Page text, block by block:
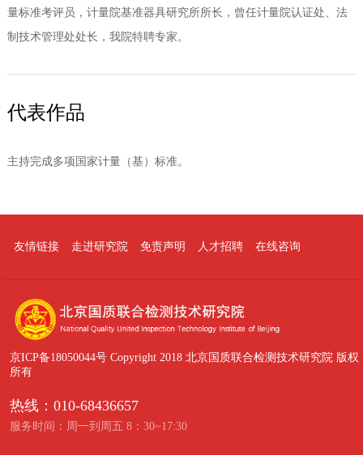
量标准考评员，计量院基准器具研究所所长，曾任计量院认证处、法
制技术管理处处长，我院特聘专家。
代表作品
主持完成多项国家计量（基）标准。
友情链接 走进研究院 免责声明 人才招聘 在线咨询
京ICP备18050044号 Copyright 2018 北京国质联合检测技术研究院 版权
所有
热线：010-68436657
服务时间：周一到周五 8：30~17:30